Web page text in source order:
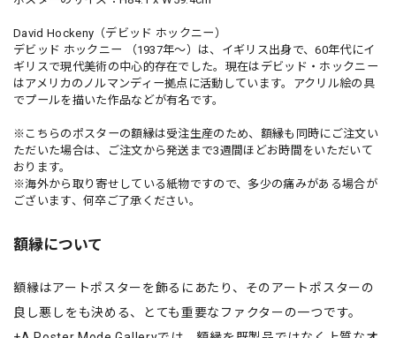
David Hockeny（デビッド ホックニー）
デビッド ホックニー （1937年〜）は、イギリス出身で、60年代にイ
ギリスで現代美術の中心的存在でした。現在はデビッド・ホックニー
はアメリカのノルマンディー拠点に活動しています。アクリル絵の具
でプールを描いた作品などが有名です。
※こちらのポスターの額縁は受注生産のため、額縁も同時にご注文い
ただいた場合は、ご注文から発送まで3週間ほどお時間をいただいて
おります。
※海外から取り寄せしている紙物ですので、多少の痛みがある場合が
ございます、何卒ご了承ください。
額縁について
額縁はアートポスターを飾るにあたり、そのアートポスターの
良し悪しをも決める、とても重要なファクターの一つです。